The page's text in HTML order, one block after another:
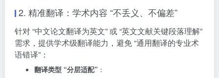
2. 精准翻译：学术内容 “不丢义、不偏差”
针对 “中文论文翻译为英文” 或 “英文文献关键段落理解”
需求，提供学术级翻译能力，避免 “通用翻译的专业术
语错译”：
翻译类型 “分层适配” ：